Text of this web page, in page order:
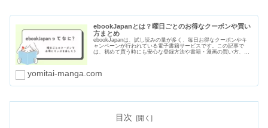
ebookJapanとは？曜日ごとのお得なクーポンや買い
方まとめ
ebookJapanは、試し読みの量が多く、毎日お得なクーポンやキ
ャンペーンが行われている電子書籍サービスです。この記事で
は、初めて買う時にも安心な登録方法や書籍・漫画の買い方、曜
yomitai-manga.com
目次